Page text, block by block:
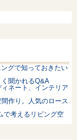
グで知っておきたい
聞かれるQ&A
ネート、インテリア
作り。人気のロース
で考えるリビング空